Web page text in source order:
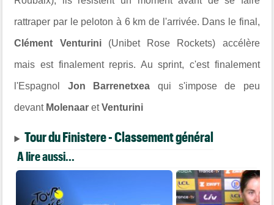
rattraper par le peloton à 6 km de l'arrivée. Dans le final,
Clément Venturini(Unibet Rose Rockets) accélère
mais est finalement repris. Au sprint, c'est finalement
l'Espagnol Jon Barrenetxea qui s'impose de peu
devant MolenaaretVenturini
Tour du Finistere - Classement général
A lire aussi...